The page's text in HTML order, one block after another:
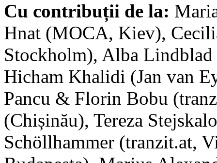
Cu contribuții de la:
Hnat (MOCA, Kiev),
Stockholm), Alba
Hicham Khalidi (Jan van
Pancu & Florin Bobu
(Chișinău), Tereza
Schöllhammer (tranzit.at,